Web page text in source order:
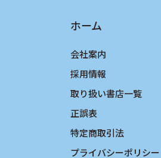
１．検査理由
１．当日実施
●投薬等について
ｎ．約束処方
ｏ．do処方
ｐ．処方は薬
ｑ．治療計画
ホーム
会社案内
採用情報
取り扱い書店一覧
正誤表
特定商取引法
プライバシーポリシー